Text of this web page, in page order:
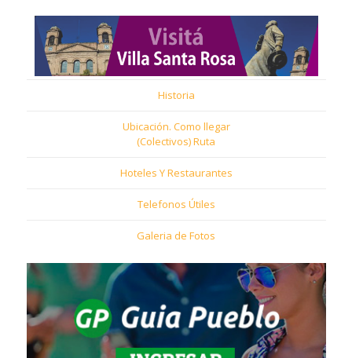
Historia
Ubicación. Como llegar
(Colectivos) Ruta
Hoteles Y Restaurantes
Telefonos Útiles
Galeria de Fotos